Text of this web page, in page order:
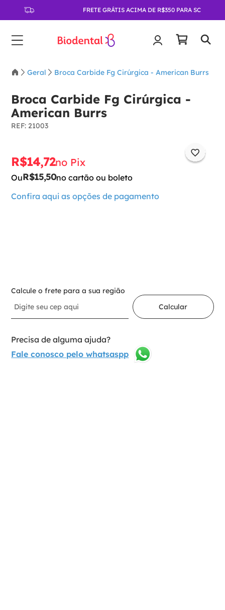
FRETE GRÁTIS ACIMA DE R$350 PARA SC
Geral Broca Carbide Fg Cirúrgica - American Burrs
Broca Carbide Fg Cirúrgica -
American Burrs
: 21003
R$14,72no Pix
OuR$15,50no cartão ou boleto
Confira aqui as opções de pagamento
Calcule o frete para a sua região
Calcular
Precisa de alguma ajuda?
Fale conosco pelo whatsaspp